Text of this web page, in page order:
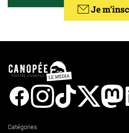
Je
FacebookInstagramTiktok Twitter
Catégories